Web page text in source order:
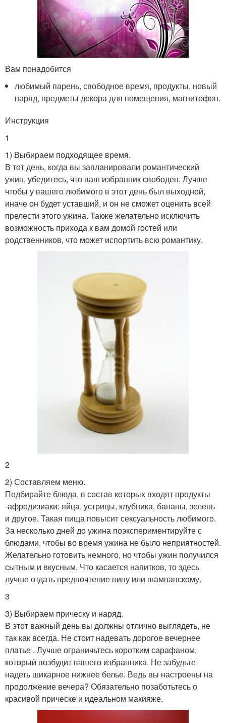
Вам понадобится
любимый парень, свободное время, продукты, новый
наряд, предметы декора для помещения, магнитофон.
Инструкция
1
1) Выбираем подходящее время.
В тот день, когда вы запланировали романтический
ужин, убедитесь, что ваш избранник свободен. Лучше
чтобы у вашего любимого в этот день был выходной,
иначе он будет уставший, и он не сможет оценить всей
прелести этого ужина. Также желательно исключить
возможность прихода к вам домой гостей или
родственников, что может испортить всю романтику.
2
2) Составляем меню.
Подбирайте блюда, в состав которых входят продукты
-афродизиаки: яйца, устрицы, клубника, бананы, зелень
и другое. Такая пища повысит сексуальность любимого.
За несколько дней до ужина поэкспериментируйте с
блюдами, чтобы во время ужина не было неприятностей.
Желательно готовить немного, но чтобы ужин получился
сытным и вкусным. Что касается напитков, то здесь
лучше отдать предпочтение вину или шампанскому.
3
3) Выбираем прическу и наряд.
В этот важный день вы должны отлично выглядеть, не
так как всегда. Не стоит надевать дорогое вечернее
платье . Лучше ограничьтесь коротким сарафаном,
который возбудит вашего избранника. Не забудьте
надеть шикарное нижнее белье. Ведь вы настроены на
продолжение вечера? Обязательно позаботьтесь о
красивой прическе и идеальном макияже.